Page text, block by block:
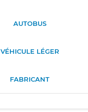
AUTOBUS
VÉHICULE LÉGER
FABRICANT